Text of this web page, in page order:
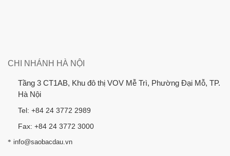
CHI NHÁNH HÀ NỘI
Tầng 3 CT1AB, Khu đô thị VOV Mễ Trì, Phường Đại Mỗ, TP.
Hà Nội
Tel: +84 24 3772 2989
Fax: +84 24 3772 3000
* info@saobacdau.vn